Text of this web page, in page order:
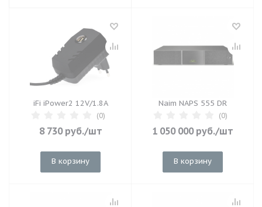
iFi iPower2 12V/1.8A
(0)
8 730руб./шт
В корзину
Naim NAPS 555 DR
(0)
1 050 000руб./шт
В корзину